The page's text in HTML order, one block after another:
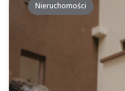
Nieruchomości